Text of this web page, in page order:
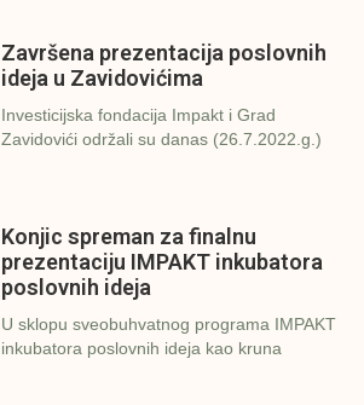
Završena prezentacija poslovnih
ideja u Zavidovićima
Investicijska fondacija Impakt i Grad
Zavidovići održali su danas (26.7.2022.g.)
Konjic spreman za finalnu
prezentaciju IMPAKT inkubatora
poslovnih ideja
U sklopu sveobuhvatnog programa IMPAKT
inkubatora poslovnih ideja kao kruna